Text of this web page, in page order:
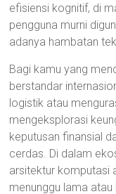
efisiensi kognitif, di
pengguna murni
adanya hambatan
Bagi kamu yang
berstandar
logistik atau
mengeksplorasi
keputusan finansial
cerdas. Di dalam
arsitektur komputasi
menunggu lama